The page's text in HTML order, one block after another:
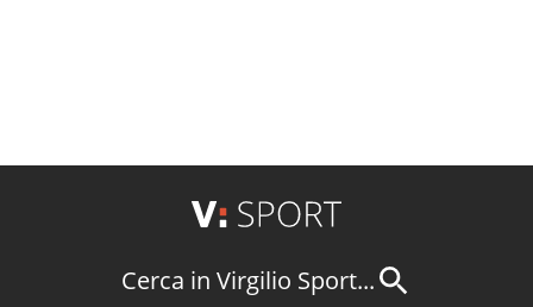
Cerca in Virgilio Sport...